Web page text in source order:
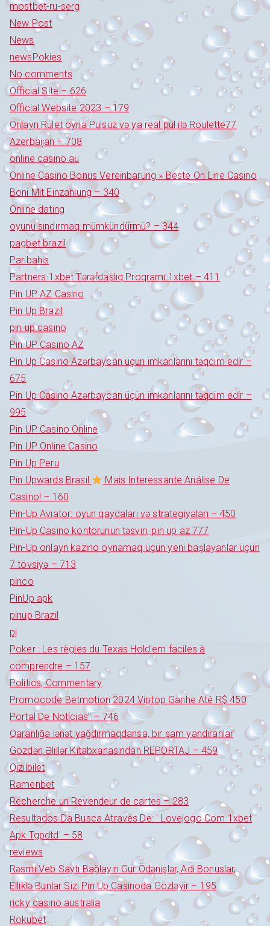
mostbet-ru-serg
New Post
News
newsPokies
No comments
Official Site – 626
Official Website 2023 – 179
Onlayn Rulet oyna Pulsuz və ya real pul ilə Roulette77
Azerbaijan – 708
online casino au
Online Casino Bonus Vereinbarung » Beste On Line Casino
Boni Mit Einzahlung – 340
Online dating
oyunu sındırmaq mümkündürmü? – 344
pagbet brazil
Paribahis
Partners-1xbet Tərəfdaşlıq Proqramı 1xbet – 411
Pin UP AZ Casino
Pin Up Brazil
pin up casino
Pin UP Casino AZ
Pin Up Casino Azərbaycan üçün imkanlarını təqdim edir –
675
Pin Up Casino Azərbaycan üçün imkanlarını təqdim edir –
995
Pin UP Casino Online
Pin UP Online Casino
Pin Up Peru
Pin Upwards Brasil
Mais Interessante Análise De
Casino! – 160
Pin-Up Aviator: oyun qaydaları və strategiyaları – 450
Pin-Up Casino kontorunun təsviri, pin up az 777
Pin-Up onlayn kazino oynamaq üçün yeni başlayanlar üçün
7 tövsiyə – 713
pinco
PinUp apk
pinup Brazil
pj
Poker : Les règles du Texas Hold'em faciles à
comprendre – 157
Politics, Commentary
Promocode Betmotion 2024 Viptop Ganhe Até R$ 450
Portal De Notícias" – 746
Qaranlığa lənət yağdırmaqdansa, bir şam yandıranlar
Gözdən Əlillər Kitabxanasından REPORTAJ – 459
Qizilbilet
Ramenbet
Recherche un Revendeur de cartes – 283
Resultados Da Busca Através De: ' Lovejogo Com 1xbet
Apk Tgpdtd' – 58
reviews
Rəsmi Veb Saytı Bağlayın️ Gur Ödənişlər, Adi Bonuslar,
Elliklə Bunlar Sizi Pin Up Casinoda Gözləyir – 195
ricky casino australia
Rokubet